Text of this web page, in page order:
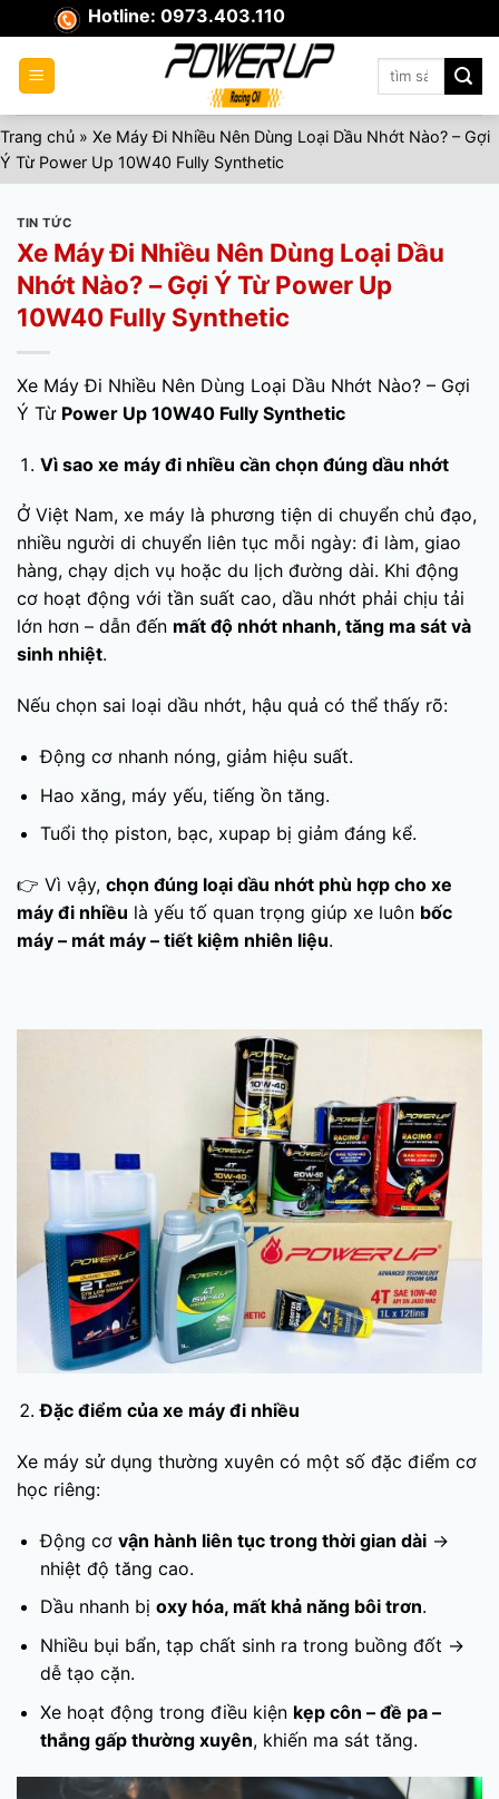
to
content
Hotline: 0973.403.110
Tìm
Trang chủ » Xe Máy Đi Nhiều Nên Dùng Loại Dầu Nhớt Nào? – Gợi
Ý Từ Power Up 10W40 Fully Synthetic
TIN TỨC
Xe Máy Đi Nhiều Nên Dùng Loại Dầu
Nhớt Nào? – Gợi Ý Từ Power Up
10W40 Fully Synthetic
Xe Máy Đi Nhiều Nên Dùng Loại Dầu Nhớt Nào? – Gợi
Ý Từ Power Up 10W40 Fully Synthetic
Vì sao xe máy đi nhiều cần chọn đúng dầu nhớt
Ở Việt Nam, xe máy là phương tiện di chuyển chủ đạo,
nhiều người di chuyển liên tục mỗi ngày: đi làm, giao
hàng, chạy dịch vụ hoặc du lịch đường dài. Khi động
cơ hoạt động với tần suất cao, dầu nhớt phải chịu tải
lớn hơn – dẫn đến mất độ nhớt nhanh, tăng ma sát và
sinh nhiệt.
Nếu chọn sai loại dầu nhớt, hậu quả có thể thấy rõ:
Động cơ nhanh nóng, giảm hiệu suất.
Hao xăng, máy yếu, tiếng ồn tăng.
Tuổi thọ piston, bạc, xupap bị giảm đáng kể.
👉 Vì vậy, chọn đúng loại dầu nhớt phù hợp cho xe
máy đi nhiều là yếu tố quan trọng giúp xe luôn bốc
máy – mát máy – tiết kiệm nhiên liệu.
Đặc điểm của xe máy đi nhiều
Xe máy sử dụng thường xuyên có một số đặc điểm cơ
học riêng:
Động cơ vận hành liên tục trong thời gian dài→
nhiệt độ tăng cao.
Dầu nhanh bị oxy hóa, mất khả năng bôi trơn.
Nhiều bụi bẩn, tạp chất sinh ra trong buồng đốt →
dễ tạo cặn.
Xe hoạt động trong điều kiện kẹp côn – đề pa –
thắng gấp thường xuyên, khiến ma sát tăng.